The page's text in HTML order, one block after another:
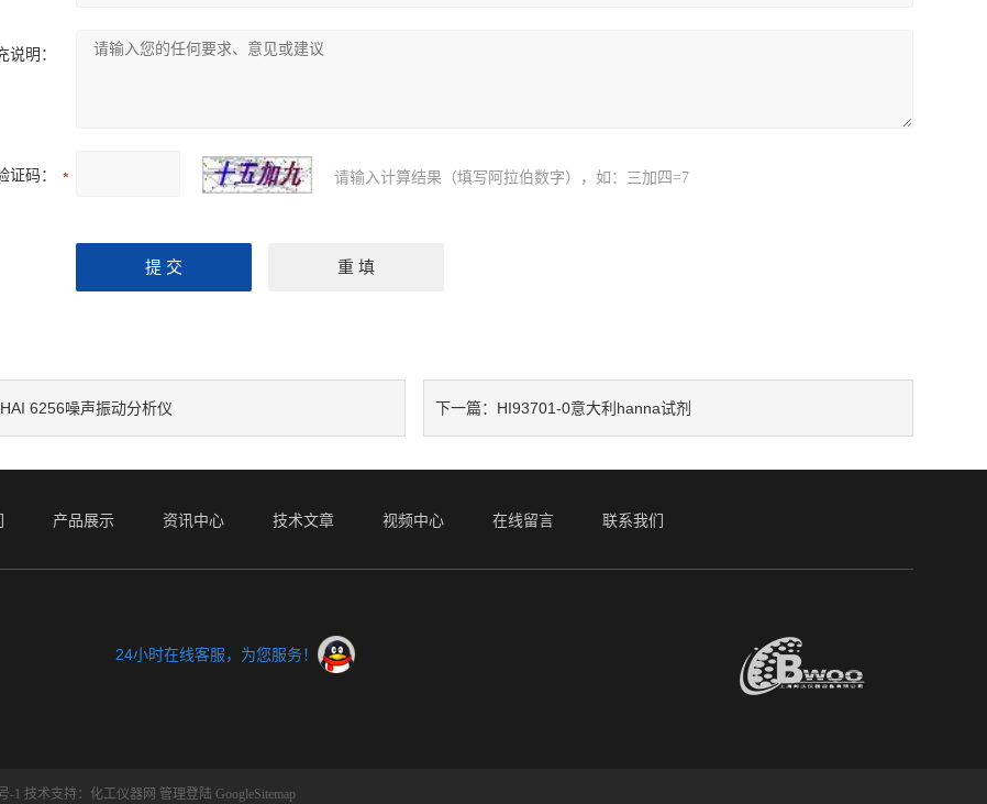
说明：
证码： 请输入计算结果（填写阿拉伯数字），如：三加四=7
6256噪声振动分析仪 下一篇： HI93701-0意大利hanna试剂
产品展示 资讯中心 技术文章 视频中心 在线留言 联系我们
24小时在线客服，为您服务！
-1 技术支持： 化工仪器网 管理登陆 GoogleSitemap